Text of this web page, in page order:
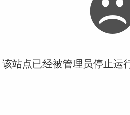
站点已经被管理员停止运